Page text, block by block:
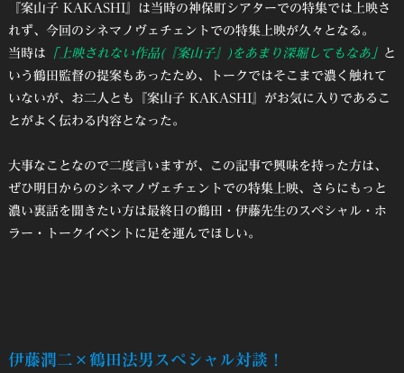
『案山子 KAKASHI』は当時の神保町シアターでの特集では上映さ
れず、今回のシネマノヴェチェントでの特集上映が久々となる。
当時は 「上映されない作品(『案山子』)をあまり深堀してもなあ」 と
いう鶴田監督の提案もあったため、トークではそこまで濃く触れて
いないが、お二人とも『案山子 KAKASHI』がお気に入りであるこ
とがよく伝わる内容となった。
大事なことなので二度言いますが、この記事で興味を持った方は、
ぜひ明日からのシネマノヴェチェントでの特集上映、さらにもっと
濃い裏話を聞きたい方は最終日の鶴田・伊藤先生のスペシャル・ホ
ラー・トークイベントに足を運んでほしい。
伊藤潤二×鶴田法男スペシャル対談！